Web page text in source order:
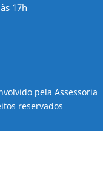
17h
pela Assessoria
reservados